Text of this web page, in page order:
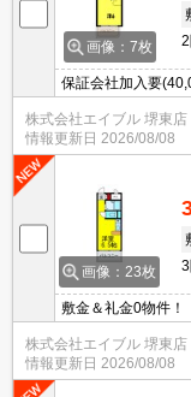
画像：7枚
保証会社加入要
株式会社エイブル 堺東店
情報更新日 2026/08/08
画像：23枚
敷金＆礼金0物件！
000円:プラン一例)
株式会社エイブル 堺東店
情報更新日 2026/08/08